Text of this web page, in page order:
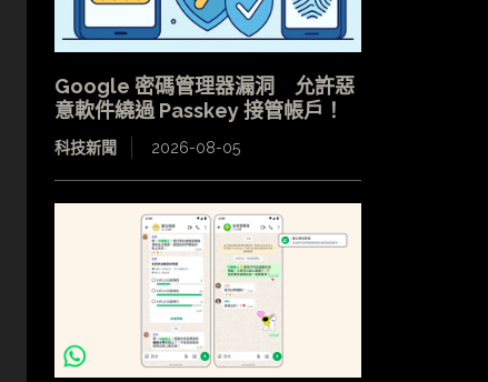
Google 密碼管理器漏洞 允許惡
意軟件繞過 Passkey 接管帳戶！
科技新聞 2026-08-05